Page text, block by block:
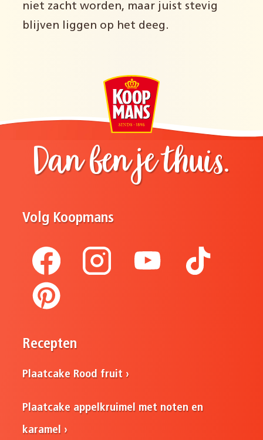
niet zacht worden, maar juist stevig
blijven liggen op het deeg.
Dan ben je thuis.
Volg Koopmans
Recepten
Plaatcake Rood fruit
Plaatcake appelkruimel met noten en
karamel